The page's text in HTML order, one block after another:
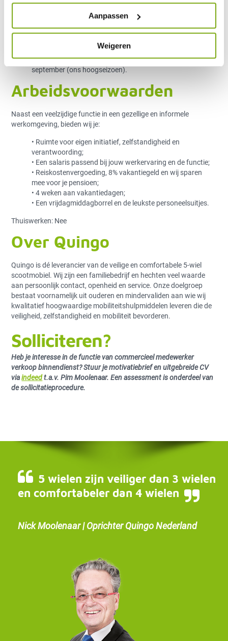
Aanpassen
Weigeren
• Goede, duidelijke telefoonstem en affiniteit met de
doelgroep;
• Oók beschikbaar in de maanden juni, juli, augustus en
september (ons hoogseizoen).
Arbeidsvoorwaarden
Naast een veelzijdige functie in een gezellige en informele
werkomgeving, bieden wij je:
• Ruimte voor eigen initiatief, zelfstandigheid en
verantwoording;
• Een salaris passend bij jouw werkervaring en de functie;
• Reiskostenvergoeding, 8% vakantiegeld en wij sparen
mee voor je pensioen;
• 4 weken aan vakantiedagen;
• Een vrijdagmiddagborrel en de leukste personeelsuitjes.
Thuiswerken: Nee
Over Quingo
Quingo is dé leverancier van de veilige en comfortabele 5-wiel
scootmobiel. Wij zijn een familiebedrijf en hechten veel waarde
aan persoonlijk contact, openheid en service. Onze doelgroep
bestaat voornamelijk uit ouderen en mindervaliden aan wie wij
kwalitatief hoogwaardige mobiliteitshulpmiddelen leveren die de
veiligheid, zelfstandigheid en mobiliteit bevorderen.
Solliciteren?
Heb je interesse in de functie van commercieel medewerker
verkoop binnendienst? Stuur je motivatiebrief en uitgebreide CV
viaindeedt.a.v. Pim Moolenaar. Een assessment is onderdeel van
de sollicitatieprocedure.
5 wielen zijn veiliger dan 3 wielen
en comfortabeler dan 4 wielen
Nick Moolenaar | Oprichter Quingo Nederland